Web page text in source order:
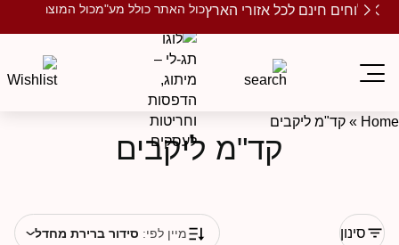
חינם לכל אזורי הארץכול האתר כולל מע"מכול המוצרים
»קד"מ ליקבים
קד"מ ליקבים
סינון מיין לפי:סידור ברירת מחדל